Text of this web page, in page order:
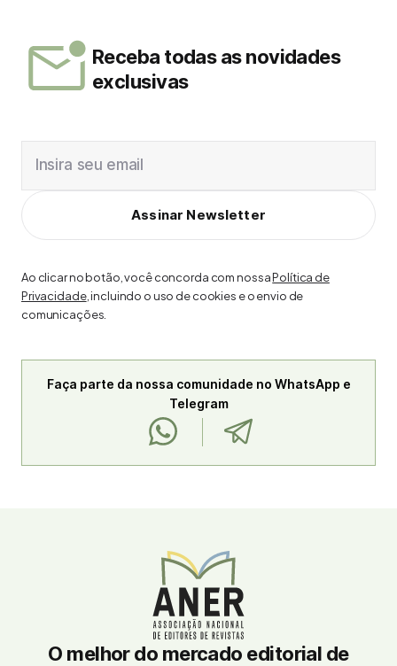
Receba todas as novidades
exclusivas
Insira seu email
Assinar Newsletter
Ao clicar no botão, você concorda com nossaPolítica de
Privacidade, incluindo o uso de cookies e o envio de
comunicações.
Faça parte da nossa comunidade no WhatsApp e
Telegram
O melhor do mercado editorial de